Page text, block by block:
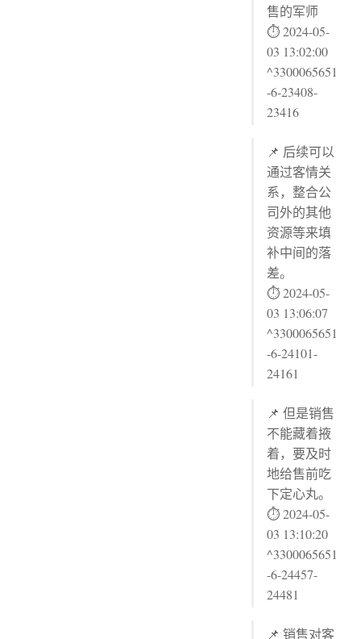
售的军师
⏱ 2024-05-
03 13:02:00
^3300065651
-6-23408-
23416
📌 后续可以
通过客情关
系，整合公
司外的其他
资源等来填
补中间的落
差。
⏱ 2024-05-
03 13:06:07
^3300065651
-6-24101-
24161
📌 但是销售
不能藏着掖
着，要及时
地给售前吃
下定心丸。
⏱ 2024-05-
03 13:10:20
^3300065651
-6-24457-
24481
📌 销售对客